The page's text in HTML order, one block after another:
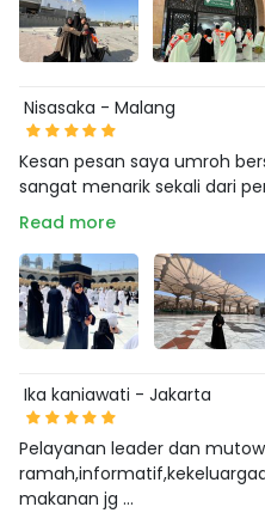
Nisasaka - Malang
Kesan pesan saya umroh
sangat menarik sekali dari
Read more
Ika kaniawati - Jakarta
Pelayanan leader dan
makanan jg ...